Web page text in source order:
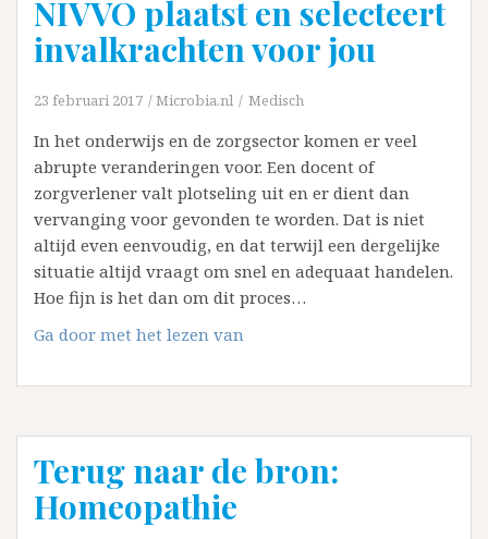
neuro-
enhancement?
NIVVO plaatst en selecteert
invalkrachten voor jou
23 februari 2017 Microbia.nl Medisch
In het onderwijs en de zorgsector komen er veel
abrupte veranderingen voor. Een docent of
zorgverlener valt plotseling uit en er dient dan
vervanging voor gevonden te worden. Dat is niet
altijd even eenvoudig, en dat terwijl een dergelijke
situatie altijd vraagt om snel en adequaat handelen.
Hoe fijn is het dan om dit proces…
Ga door met het lezen van
en
invalkrachten
voor
jou
Terug naar de bron:
Homeopathie